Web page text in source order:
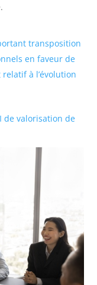
transposition
en faveur de
à l’évolution
de valorisation de